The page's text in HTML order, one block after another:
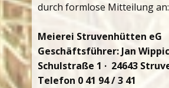
durch formlose Mitteilung an:
Meierei Struvenhütten eG
Geschäftsführer: Jan
Schulstraße 1 · 24643
Telefon 0 41 94 / 3 41